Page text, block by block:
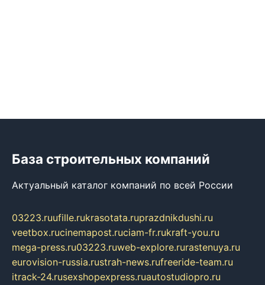
База строительных компаний
Актуальный каталог компаний по всей России
03223.ruufille.rukrasotata.ruprazdnikdushi.ru
veetbox.rucinemapost.ruciam-fr.rukraft-you.ru
mega-press.ru03223.ruweb-explore.rurastenuya.ru
eurovision-russia.rustrah-news.rufreeride-team.ru
itrack-24.rusexshopexpress.ruautostudiopro.ru